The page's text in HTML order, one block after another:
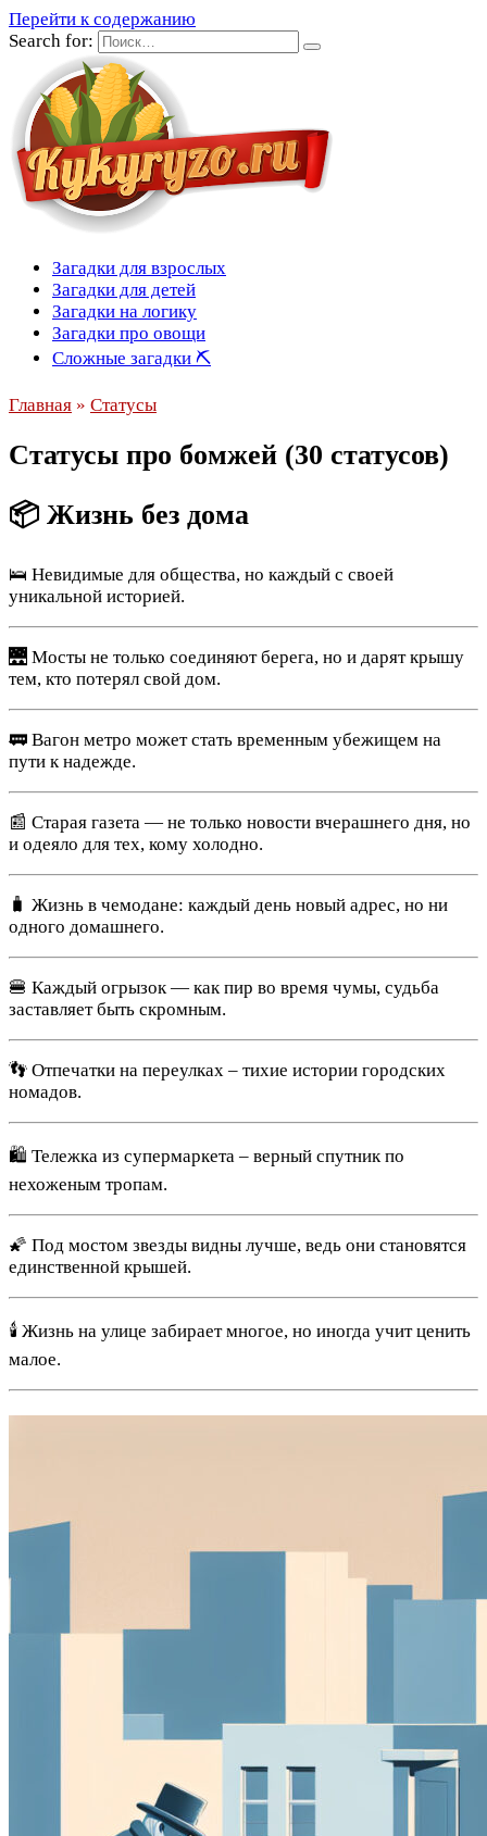
Перейти к содержанию
Search for:
Загадки для взрослых
Загадки для детей
Загадки на логику
Загадки про овощи
Сложные загадки ⛏
Главная » Статусы
Статусы про бомжей (30 статусов)
📦 Жизнь без дома
🛌 Невидимые для общества, но каждый с своей
уникальной историей.
🌉 Мосты не только соединяют берега, но и дарят крышу
тем, кто потерял свой дом.
🚃 Вагон метро может стать временным убежищем на
пути к надежде.
📰 Старая газета — не только новости вчерашнего дня, но
и одеяло для тех, кому холодно.
🧳 Жизнь в чемодане: каждый день новый адрес, но ни
одного домашнего.
🍔 Каждый огрызок — как пир во время чумы, судьба
заставляет быть скромным.
👣 Отпечатки на переулках – тихие истории городских
номадов.
🛍 Тележка из супермаркета – верный спутник по
нехоженым тропам.
🌠 Под мостом звезды видны лучше, ведь они становятся
единственной крышей.
🕯 Жизнь на улице забирает многое, но иногда учит ценить
малое.